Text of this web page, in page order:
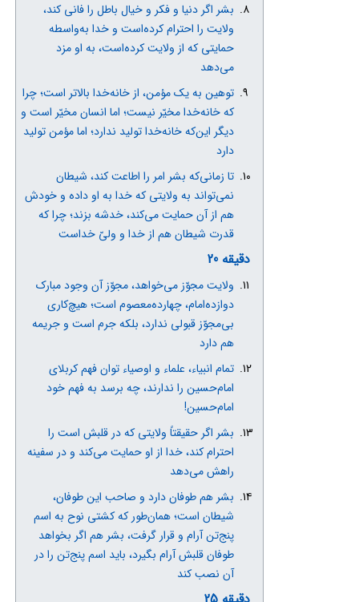
بشر اگر دنیا و فکر و خیال باطل را فانی کند،
ولایت را احترام کرده‌است و خدا به‌واسطه
حمایتی که از ولایت کرده‌است، به او مزد
می‌دهد
توهین به یک مؤمن، از خانه‌خدا بالاتر است؛ چرا
که خانه‌خدا مخیّر نیست؛ اما انسان مخیّر است و
دیگر این‌که خانه‌خدا تولید ندارد؛ اما مؤمن تولید
دارد
تا زمانی‌که بشر امر را اطاعت کند، شیطان
نمی‌تواند به ولایتی که خدا به او داده و خودش
هم از آن حمایت می‌کند، خدشه بزند؛ چرا که
قدرت شیطان هم از خدا و ولیّ خداست
دقیقه 20
ولایت مجوّز می‌خواهد، مجوّز آن وجود مبارک
دوازده‌امام، چهارده‌معصوم است؛ هیچ‌کاری
بی‌مجوّز قبولی ندارد، بلکه جرم است و جریمه
هم دارد
تمام انبیاء، علماء و اوصیاء توان فهم کربلای
امام‌حسین را ندارند، چه برسد به فهم خود
امام‌حسین!
بشر اگر حقیقتاً ولایتی که در قلبش است را
احترام کند، خدا از او حمایت می‌کند و در سفینه
راهش می‌دهد
بشر هم طوفان دارد و صاحب این طوفان،
شیطان است؛ همان‌طور که کشتی نوح به اسم
پنج‌تن آرام و قرار گرفت، بشر هم اگر بخواهد
طوفان قلبش آرام بگیرد، باید اسم پنج‌تن را در
آن نصب کند